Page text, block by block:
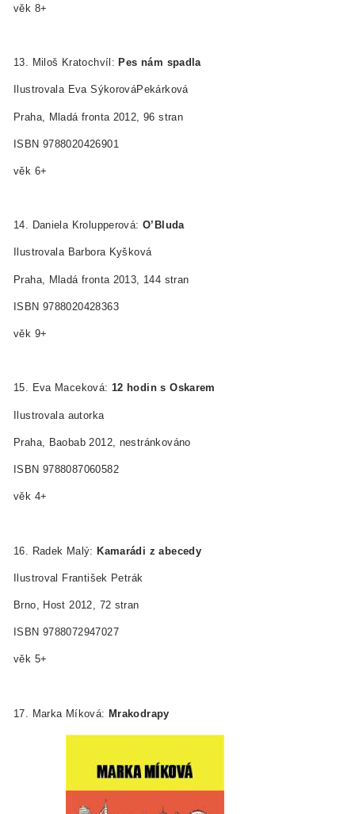
věk 8+
13. Miloš Kratochvíl: Pes nám spadla
Ilustrovala Eva Sýkorová­Pekárková
Praha, Mladá fronta 2012, 96 stran
ISBN 978­80­204­2690­1
věk 6+
14. Daniela Krolupperová: O’Bluda
Ilustrovala Barbora Kyšková
Praha, Mladá fronta 2013, 144 stran
ISBN 978­80­204­2836­3
věk 9+
15. Eva Maceková: 12 hodin s Oskarem
Ilustrovala autorka
Praha, Baobab 2012, nestránkováno
ISBN 978­80­87060­58­2
věk 4+
16. Radek Malý:Kamarádi z abecedy
Ilustroval František Petrák
Brno, Host 2012, 72 stran
ISBN 978­80­7294­702­7
věk 5+
17. Marka Míková: Mrakodrapy